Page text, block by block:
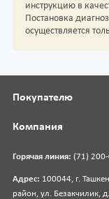
инструкцию в
Постановка
осуществляется
Горячая линия: (71)
Адрес: 100044, г.
район, ул. Безакчилик,
Покупателю
Компания